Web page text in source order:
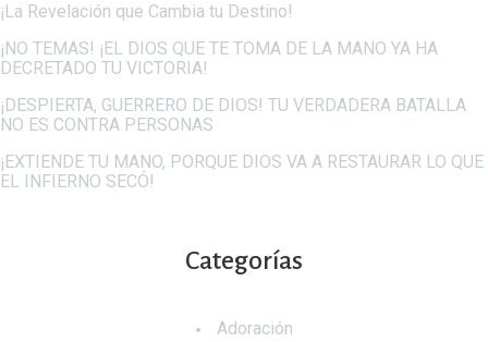
¡La Revelación que Cambia tu Destino!
¡NO TEMAS! ¡EL DIOS QUE TE TOMA DE LA MANO YA HA
DECRETADO TU VICTORIA!
¡DESPIERTA, GUERRERO DE DIOS! TU VERDADERA BATALLA
NO ES CONTRA PERSONAS
¡EXTIENDE TU MANO, PORQUE DIOS VA A RESTAURAR LO QUE
EL INFIERNO SECÓ!
Categorías
Adoración